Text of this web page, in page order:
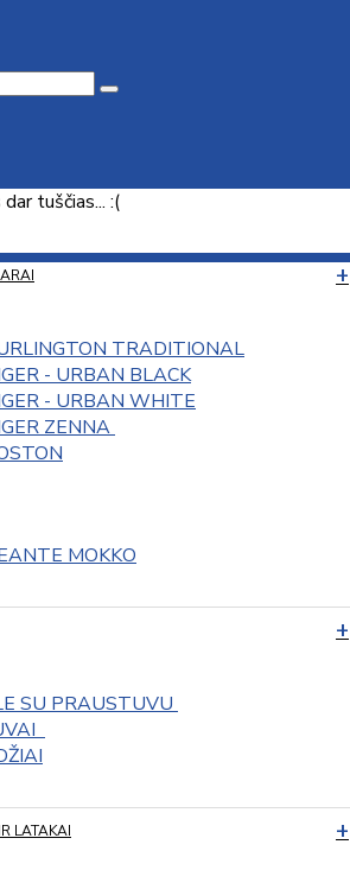
tuščias... :(
TRADITIONAL
- URBAN BLACK
- URBAN WHITE
ZENNA
MOKKO
SU PRAUSTUVU
LATAKAI